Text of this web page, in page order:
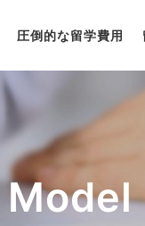
圧倒的な留学費用
Model